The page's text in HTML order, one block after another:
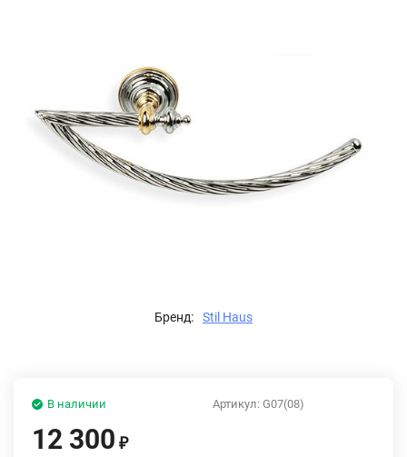
Бренд: Stil Haus
Артикул: G07(08)
В наличии
12 300 ₽